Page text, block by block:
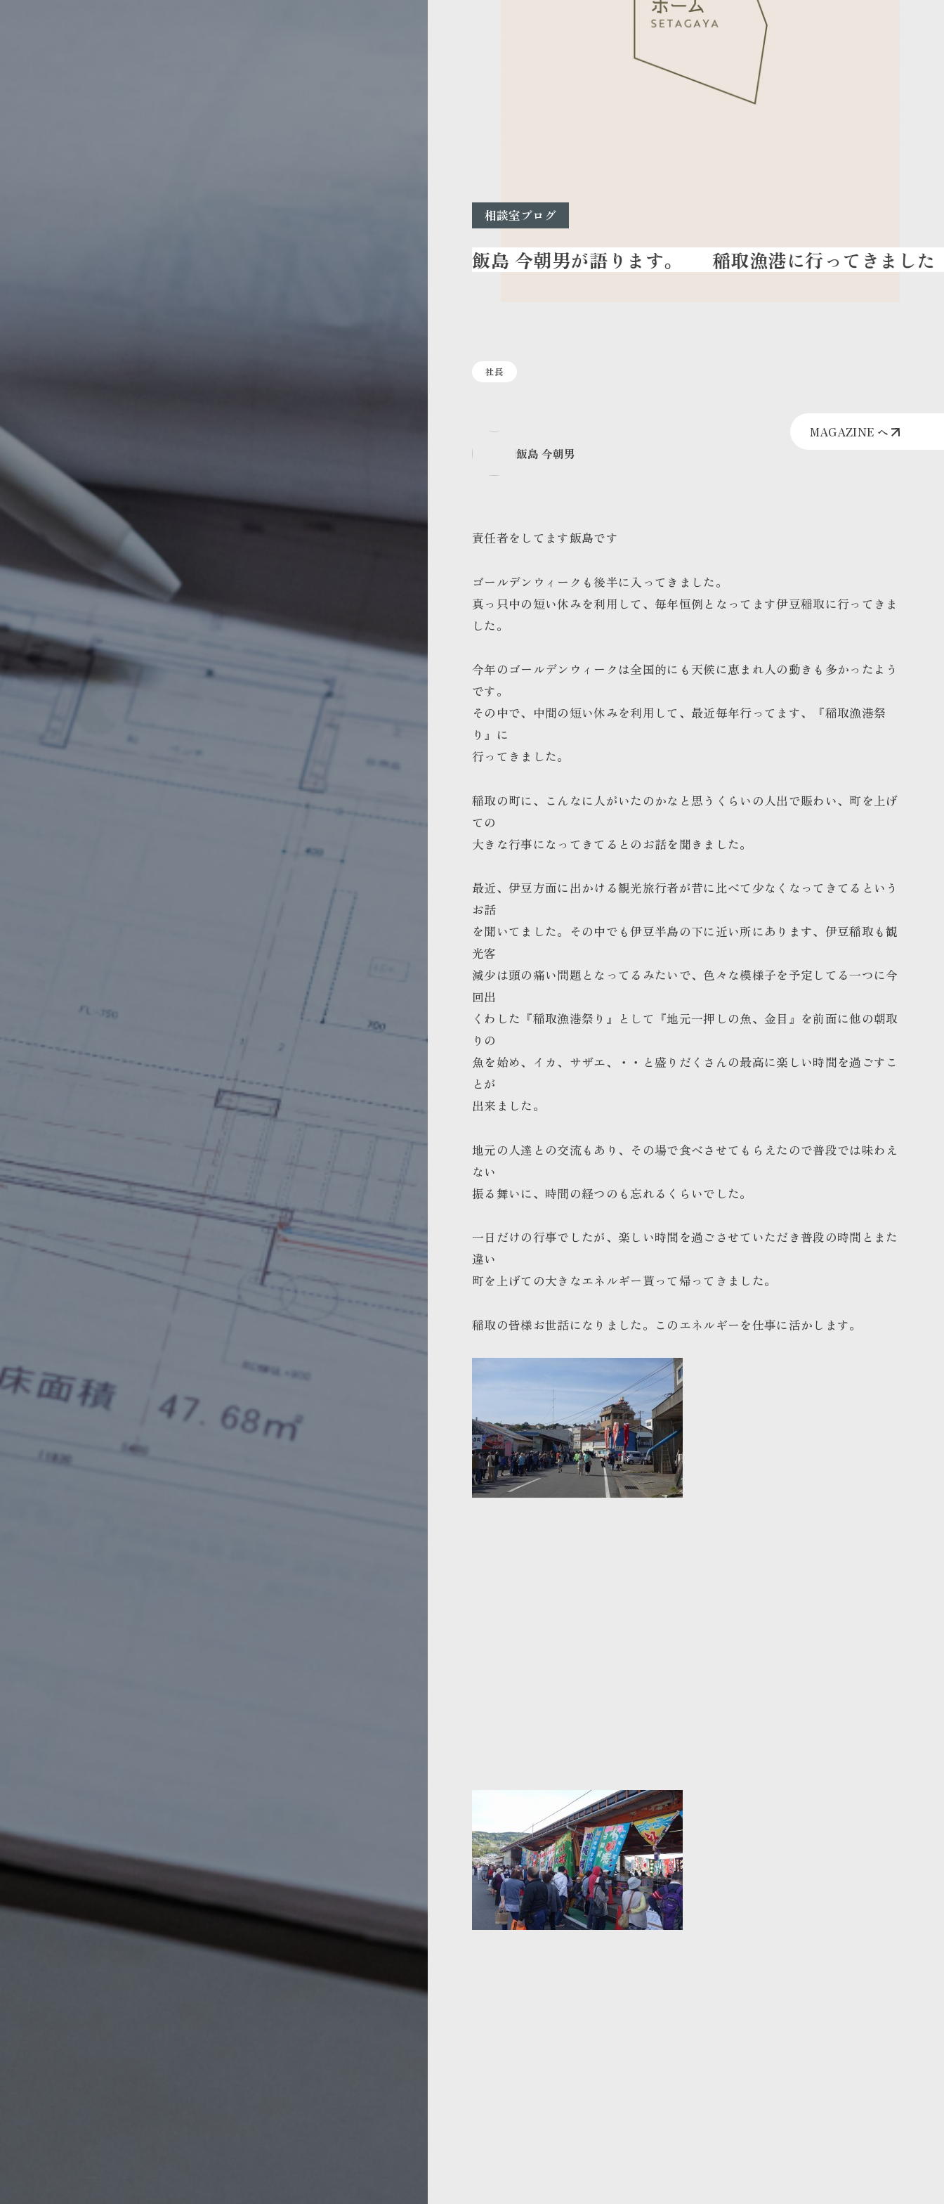
相談室ブログ
稲取漁港に行ってきました｜ 飯
社長
MAGAZINE へ
飯島 今朝男
責任者をしてます飯島です
ゴールデンウィークも後半に入ってきました。
真っ只中の短い休みを利用して、毎年恒例となってます伊豆稲取に行ってきま
した。
今年のゴールデンウィークは全国的にも天候に恵まれ人の動きも多かったよう
です。
その中で、中間の短い休みを利用して、最近毎年行ってます、『稲取漁港祭
り』に
行ってきました。
稲取の町に、こんなに人がいたのかなと思うくらいの人出で賑わい、町を上げ
ての
大きな行事になってきてるとのお話を聞きました。
最近、伊豆方面に出かける観光旅行者が昔に比べて少なくなってきてるという
お話
を聞いてました。その中でも伊豆半島の下に近い所にあります、伊豆稲取も観
光客
減少は頭の痛い問題となってるみたいで、色々な模様子を予定してる一つに今
回出
くわした『稲取漁港祭り』として『地元一押しの魚、金目』を前面に他の朝取
りの
魚を始め、イカ、サザエ、・・と盛りだくさんの最高に楽しい時間を過ごすこ
とが
出来ました。
地元の人達との交流もあり、その場で食べさせてもらえたので普段では味わえ
ない
振る舞いに、時間の経つのも忘れるくらいでした。
一日だけの行事でしたが、楽しい時間を過ごさせていただき普段の時間とまた
違い
町を上げての大きなエネルギー貰って帰ってきました。
稲取の皆様お世話になりました。このエネルギーを仕事に活かします。